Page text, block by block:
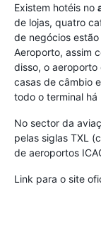
Existem hotéis no
de lojas, quatro
de negócios
Aeroporto, assim
disso, o
casas de câmbio
todo o terminal
No sector da
pelas siglas TXL
de aeroportos
Link para o site